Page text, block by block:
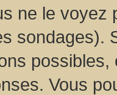
ne le voyez
sondages).
Vous